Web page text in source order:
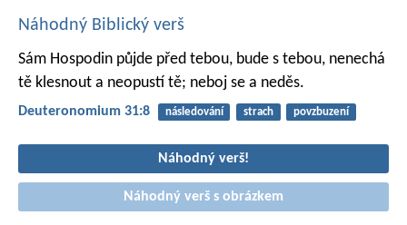
Náhodný Biblický verš
Sám Hospodin půjde před tebou, bude s tebou, nenechá
tě klesnout a neopustí tě; neboj se a neděs.
Deuteronomium 31:8 následování strach povzbuzení
Náhodný verš!
Náhodný verš s obrázkem